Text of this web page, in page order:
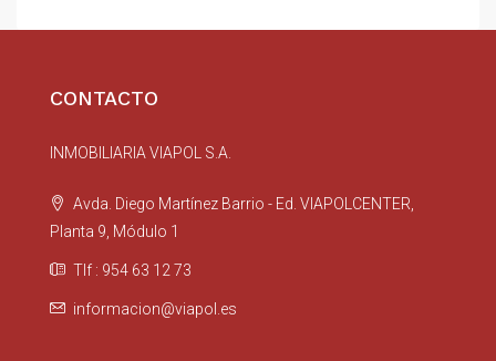
CONTACTO
INMOBILIARIA VIAPOL S.A.
Avda. Diego Martínez Barrio - Ed. VIAPOLCENTER,
Planta 9, Módulo 1
Tlf : 954 63 12 73
informacion@viapol.es